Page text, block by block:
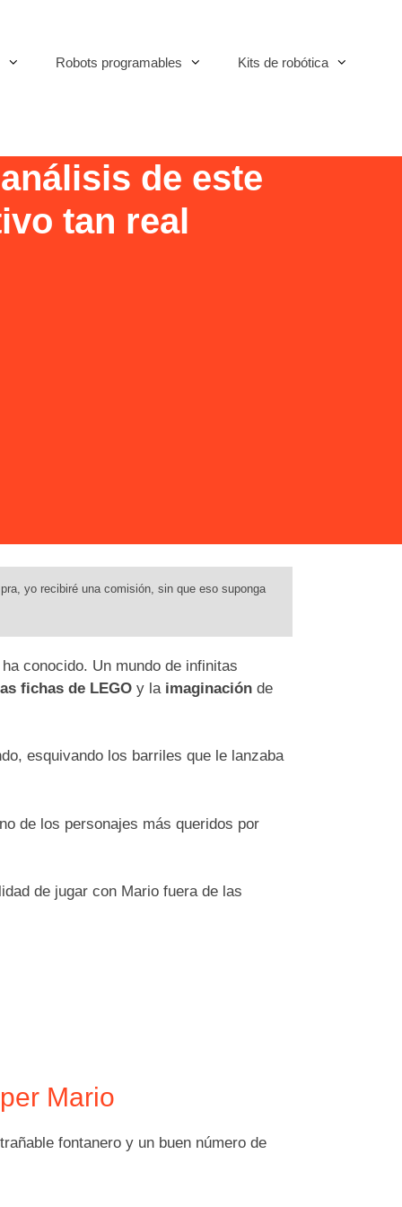
Robots programables Kits de robótica
de este
tan real
yo recibiré una comisión, sin que eso suponga
conocido. Un mundo de infinitas
fichas de LEGO y la imaginación de
esquivando los barriles que le lanzaba
de los personajes más queridos por
de jugar con Mario fuera de las
Mario
fontanero y un buen número de